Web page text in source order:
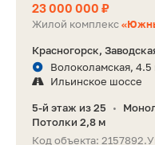
23 000 000 ₽
Жилой комплекс
Красногорск,
Волоколамская, 4.5
Ильинское шоссе
5-й этаж из 25 •
Потолки 2,8 м
Код объекта: